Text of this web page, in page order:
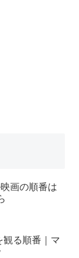
画の順番は
観る順番｜マ